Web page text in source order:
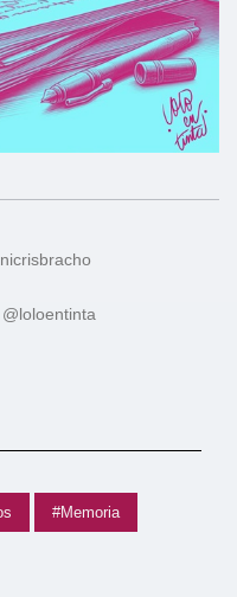
@loloentinta
#Memoria